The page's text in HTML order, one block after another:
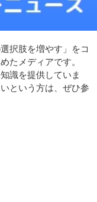
択肢を増やす」をコ
たメディアです。
識を提供していま
という方は、ぜひ参